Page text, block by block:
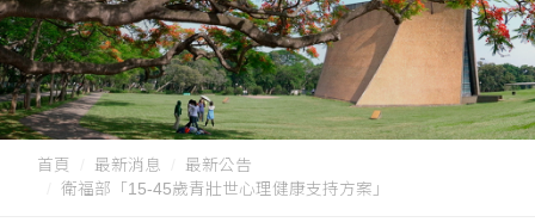
首頁 最新消息
最新公告
衛福部「15-45歲青壯世心理健康支持方案」